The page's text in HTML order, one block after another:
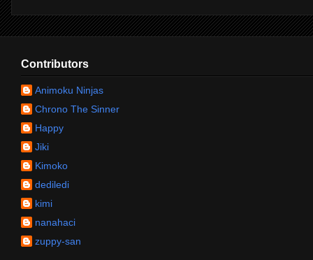
Contributors
Animoku Ninjas
Chrono The Sinner
Happy
Jiki
Kimoko
dediledi
kimi
nanahaci
zuppy-san